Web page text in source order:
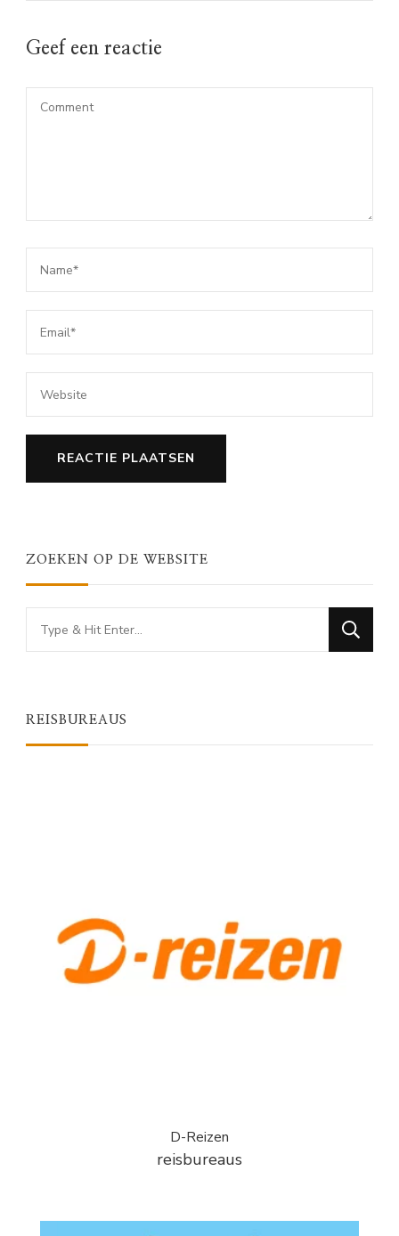
Geef een reactie
ZOEKEN OP DE WEBSITE
Looking
for
REISBUREAUS
D-Reizen
reisbureaus